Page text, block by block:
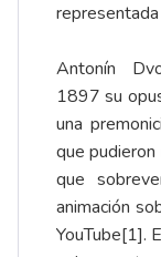
Antonín
1897 su
una
que
que
animación
YouTube[1].